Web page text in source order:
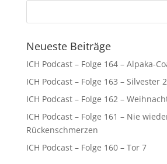
Neueste Beiträge
ICH Podcast – Folge 164 – Alpaka-
ICH Podcast – Folge 163 – Silvester
ICH Podcast – Folge 162 –
ICH Podcast – Folge 161 – Nie
Rückenschmerzen
ICH Podcast – Folge 160 – Tor 7